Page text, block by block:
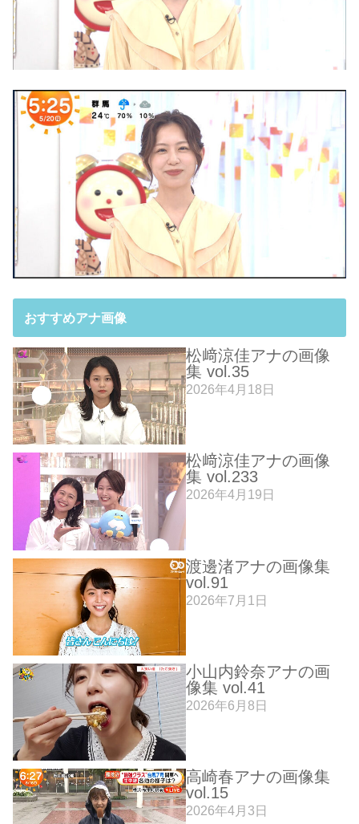
おすすめアナ画像
松﨑涼佳アナの画像
集 vol.35
2026年4月18日
松﨑涼佳アナの画像
集 vol.233
2026年4月19日
渡邊渚アナの画像集
vol.91
2026年7月1日
小山内鈴奈アナの画
像集 vol.41
2026年6月8日
高崎春アナの画像集
vol.15
2026年4月3日